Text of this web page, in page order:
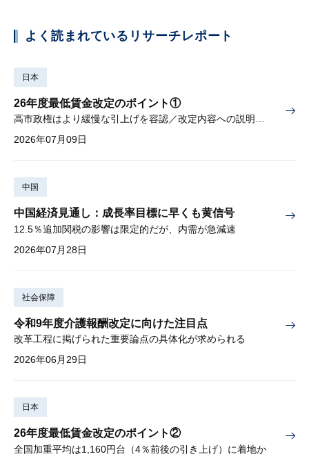
よく読まれているリサーチレポート
日本
26年度最低賃金改定のポイント①
高市政権はより緩慢な引上げを容認／改定内容への説明責任が焦点
2026年07月09日
中国
中国経済見通し：成長率目標に早くも黄信号
12.5％追加関税の影響は限定的だが、内需が急減速
2026年07月28日
社会保障
令和9年度介護報酬改定に向けた注目点
改革工程に掲げられた重要論点の具体化が求められる
2026年06月29日
日本
26年度最低賃金改定のポイント②
全国加重平均は1,160円台（4％前後の引き上げ）に着地か